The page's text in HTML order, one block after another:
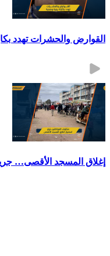
القوارض والحشرات تهدد
إغلاق المسجد الأقصى…